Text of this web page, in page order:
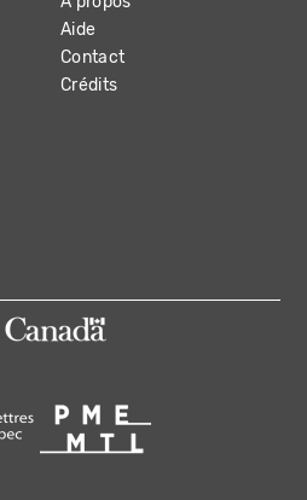
Aide
Contact
Crédits